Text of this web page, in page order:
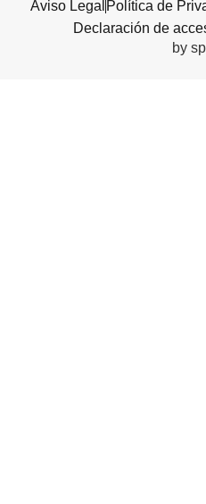
Aviso Legal Política de
Declaración de
by